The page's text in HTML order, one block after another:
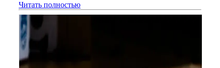
Читать полностью